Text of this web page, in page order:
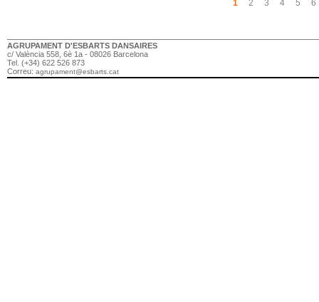
1 2 3 4 5 6
AGRUPAMENT D'ESBARTS DANSAIRES
c/ València 558, 6è 1a - 08026 Barcelona
Tel. (+34) 622 526 873
Correu: agrupament@esbarts.cat